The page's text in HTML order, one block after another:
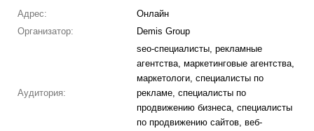
Адрес:
Онлайн
Организатор:
Demis Group
Аудитория:
seo-специалисты, рекламные
агентства, маркетинговые агентства,
маркетологи, специалисты по
рекламе, специалисты по
продвижению бизнеса, специалисты
по продвижению сайтов, веб-